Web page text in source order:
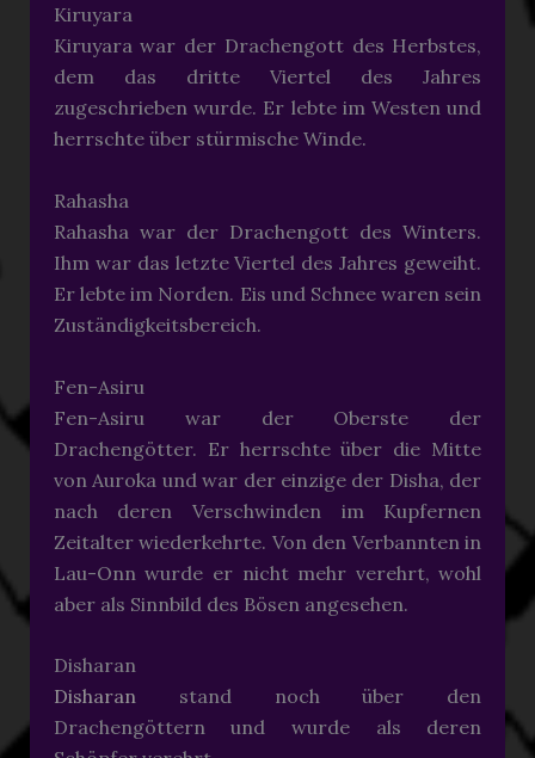
Kiruyara
Kiruyara war der Drachengott des Herbstes,
dem das dritte Viertel des Jahres
zugeschrieben wurde. Er lebte im Westen und
herrschte über stürmische Winde.
Rahasha
Rahasha war der Drachengott des Winters.
Ihm war das letzte Viertel des Jahres geweiht.
Er lebte im Norden. Eis und Schnee waren sein
Zuständigkeitsbereich.
Fen-Asiru
Fen-Asiru war der Oberste der
Drachengötter. Er herrschte über die Mitte
von Auroka und war der einzige der Disha, der
nach deren Verschwinden im Kupfernen
Zeitalter wiederkehrte. Von den Verbannten in
Lau-Onn wurde er nicht mehr verehrt, wohl
aber als Sinnbild des Bösen angesehen.
Disharan
Disharanstand noch über den
Drachengöttern und wurde als deren